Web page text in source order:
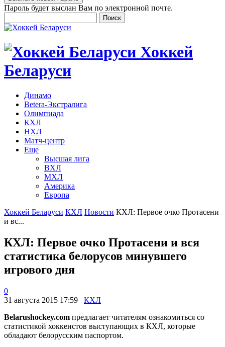
Пароль будет выслан Вам по электронной почте.
Хоккей
Беларуси
Динамо
Betera-Экстралига
Олимпиада
КХЛ
НХЛ
Матч-центр
Еще
Высшая лига
ВХЛ
МХЛ
Америка
Европа
Хоккей Беларуси КХЛ Новости КХЛ: Первое очко Протасени
и вс...
КХЛ: Первое очко Протасени и вся
статистика белорусов минувшего
игрового дня
0
31 августа 2015 17:59
КХЛ
Belarushockey.com предлагает читателям ознакомиться со
статистикой хоккеистов выступающих в КХЛ, которые
обладают белорусским паспортом.